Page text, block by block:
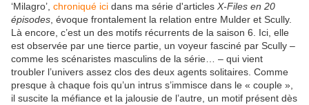
‘Milagro’, chroniqué ici dans ma série d'articles X-Files en 20
épisodes , évoque frontalement la relation entre Mulder et Scully.
Là encore, c’est un des motifs récurrents de la saison 6. Ici, elle
est observée par une tierce partie, un voyeur fasciné par Scully –
comme les scénaristes masculins de la série… – qui vient
troubler l’univers assez clos des deux agents solitaires. Comme
presque à chaque fois qu’un intrus s’immisce dans le « couple »,
il suscite la méfiance et la jalousie de l’autre, un motif présent dès